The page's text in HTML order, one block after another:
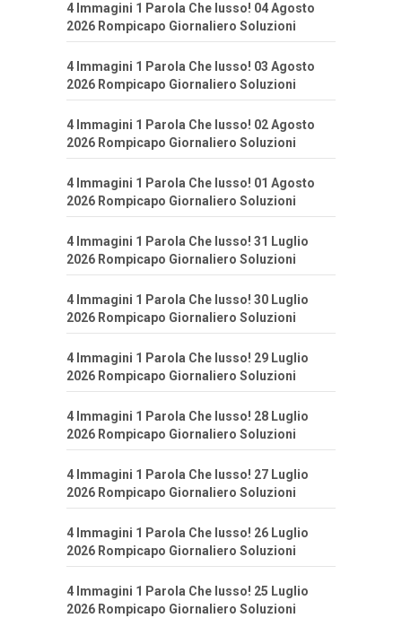
4 Immagini 1 Parola Che lusso! 04 Agosto
2026 Rompicapo Giornaliero Soluzioni
4 Immagini 1 Parola Che lusso! 03 Agosto
2026 Rompicapo Giornaliero Soluzioni
4 Immagini 1 Parola Che lusso! 02 Agosto
2026 Rompicapo Giornaliero Soluzioni
4 Immagini 1 Parola Che lusso! 01 Agosto
2026 Rompicapo Giornaliero Soluzioni
4 Immagini 1 Parola Che lusso! 31 Luglio
2026 Rompicapo Giornaliero Soluzioni
4 Immagini 1 Parola Che lusso! 30 Luglio
2026 Rompicapo Giornaliero Soluzioni
4 Immagini 1 Parola Che lusso! 29 Luglio
2026 Rompicapo Giornaliero Soluzioni
4 Immagini 1 Parola Che lusso! 28 Luglio
2026 Rompicapo Giornaliero Soluzioni
4 Immagini 1 Parola Che lusso! 27 Luglio
2026 Rompicapo Giornaliero Soluzioni
4 Immagini 1 Parola Che lusso! 26 Luglio
2026 Rompicapo Giornaliero Soluzioni
4 Immagini 1 Parola Che lusso! 25 Luglio
2026 Rompicapo Giornaliero Soluzioni